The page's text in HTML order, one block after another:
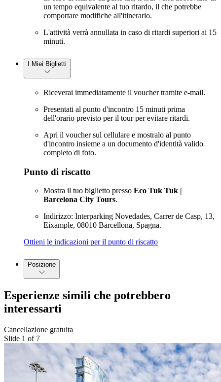
un tempo equivalente al tuo ritardo, il che potrebbe
comportare modifiche all'itinerario.
L'attività verrà annullata in caso di ritardi superiori ai 15
minuti.
I Miei Biglietti
Riceverai immediatamente il voucher tramite e-mail.
Presentati al punto d'incontro 15 minuti prima
dell'orario previsto per il tour per evitare ritardi.
Apri il voucher sul cellulare e mostralo al punto
d'incontro insieme a un documento d'identità valido
completo di foto.
Punto di riscatto
Mostra il tuo biglietto presso Eco Tuk Tuk |
Barcelona City Tours.
Indirizzo: Interparking Novedades, Carrer de Casp, 13,
Eixample, 08010 Barcellona, Spagna.
Ottieni le indicazioni per il punto di riscatto
Posizione
Esperienze simili che potrebbero
interessarti
Cancellazione gratuita
Slide 1 of 7